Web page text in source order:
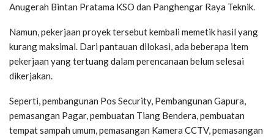
Anugerah Bintan Pratama KSO dan Panghengar Raya Teknik.
Namun, pekerjaan proyek tersebut kembali memetik hasil yang
kurang maksimal. Dari pantauan dilokasi, ada beberapa item
pekerjaan yang tertuang dalam perencanaan belum selesai
dikerjakan.
Seperti, pembangunan Pos Security, Pembangunan Gapura,
pemasangan Pagar, pembuatan Tiang Bendera, pembuatan
tempat sampah umum, pemasangan Kamera CCTV, pemasangan